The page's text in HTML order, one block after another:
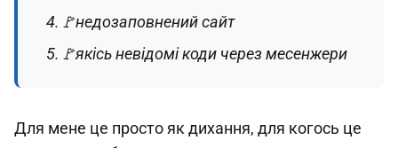
4.🚩недозаповнений сайт
5.🚩якісь невідомі коди через месенжери
Для мене це просто як дихання, для когось це